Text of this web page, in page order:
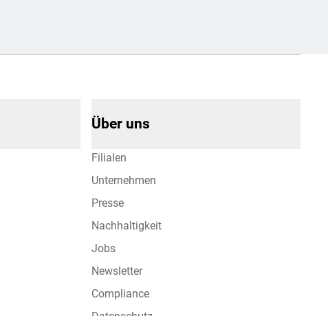
Über uns
Filialen
Unternehmen
Presse
Nachhaltigkeit
Jobs
Newsletter
Compliance